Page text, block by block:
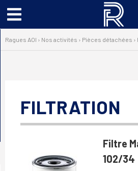
Menu
principal
Ragues AOI › Nos activités › Pièces détachées ›
FILTRATION
Filtre
102/34